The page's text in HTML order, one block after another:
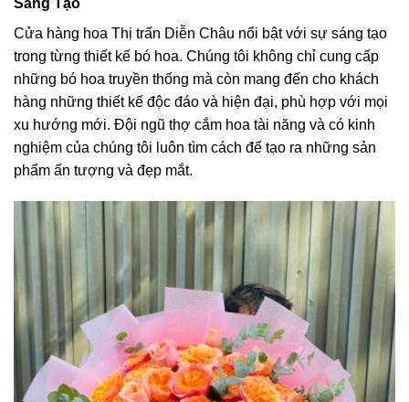
Sáng Tạo
Cửa hàng hoa Thị trấn Diễn Châu nổi bật với sự sáng tạo
trong từng thiết kế bó hoa. Chúng tôi không chỉ cung cấp
những bó hoa truyền thống mà còn mang đến cho khách
hàng những thiết kế độc đáo và hiện đại, phù hợp với mọi
xu hướng mới. Đội ngũ thợ cắm hoa tài năng và có kinh
nghiệm của chúng tôi luôn tìm cách để tạo ra những sản
phẩm ấn tượng và đẹp mắt.